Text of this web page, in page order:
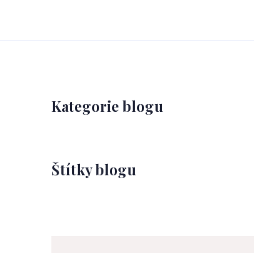
Kategorie blogu
Štítky blogu